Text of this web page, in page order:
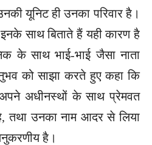
यूनिट ही उनका परिवार है।
साथ बिताते हैं यही कारण है
के साथ भाई-भाई जैसा नाता
को साझा करते हुए कहा कि
अधीनस्थों के साथ प्रेमवत
है, तथा उनका नाम आदर से लिया
है।